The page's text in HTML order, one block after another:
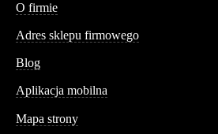
O firmie
Adres sklepu firmowego
Blog
Aplikacja mobilna
Mapa strony